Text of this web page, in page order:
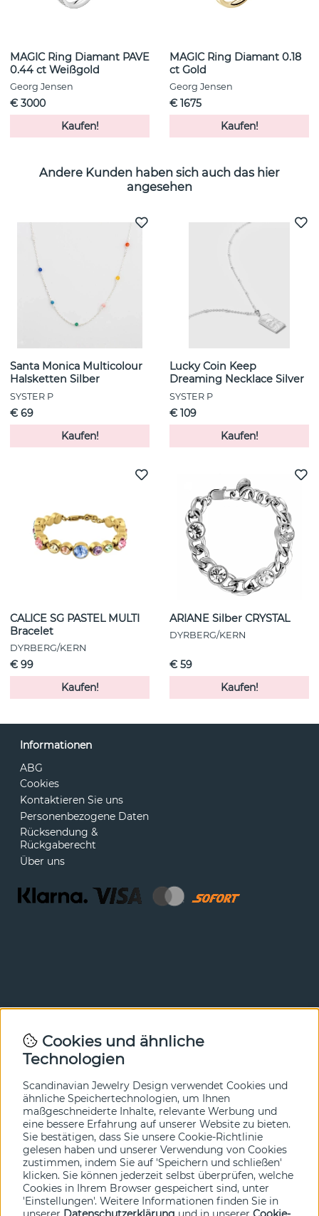
MAGIC Ring Diamant PAVE
0.44 ct Weißgold
Georg Jensen
€ 3000
Kaufen!
MAGIC Ring Diamant 0.18
ct Gold
Georg Jensen
€ 1675
Kaufen!
Andere Kunden haben sich auch das hier
angesehen
Santa Monica Multicolour
Halsketten Silber
SYSTER P
€ 69
Kaufen!
Lucky Coin Keep
Dreaming Necklace Silver
SYSTER P
€ 109
Kaufen!
CALICE SG PASTEL MULTI
Bracelet
DYRBERG/KERN
€ 99
Kaufen!
ARIANE Silber CRYSTAL
DYRBERG/KERN
€ 59
Kaufen!
Informationen
ABG
Cookies
Kontaktieren Sie uns
Personenbezogene Daten
Rücksendung &
Rückgaberecht
Über uns
Newsletter
In unserem Newsletter erfahren Sie vor allen anderen
hier an.
Ja bitte!
Cookies und ähnliche
Technologien
Scandinavian Jewelry Design verwendet Cookies und
ähnliche Speichertechnologien, um Ihnen
maßgeschneiderte Inhalte, relevante Werbung und
eine bessere Erfahrung auf unserer Website zu bieten.
Sie bestätigen, dass Sie unsere Cookie-Richtlinie
gelesen haben und unserer Verwendung von Cookies
zustimmen, indem Sie auf 'Speichern und schließen'
klicken. Sie können jederzeit selbst überprüfen, welche
Cookies in Ihrem Browser gespeichert sind, unter
'Einstellungen'. Weitere Informationen finden Sie in